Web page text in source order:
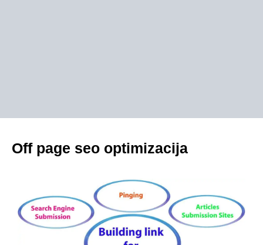
Off page seo optimizacija